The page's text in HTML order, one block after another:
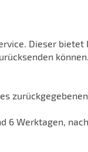
Dieser bietet
können.
6 Werktagen,